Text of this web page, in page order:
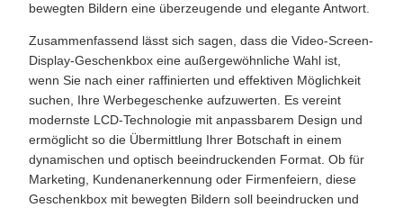
bewegten Bildern eine überzeugende und elegante Antwort.
Zusammenfassend lässt sich sagen, dass die Video-Screen-
Display-Geschenkbox eine außergewöhnliche Wahl ist,
wenn Sie nach einer raffinierten und effektiven Möglichkeit
suchen, Ihre Werbegeschenke aufzuwerten. Es vereint
modernste LCD-Technologie mit anpassbarem Design und
ermöglicht so die Übermittlung Ihrer Botschaft in einem
dynamischen und optisch beeindruckenden Format. Ob für
Marketing, Kundenanerkennung oder Firmenfeiern, diese
Geschenkbox mit bewegten Bildern soll beeindrucken und